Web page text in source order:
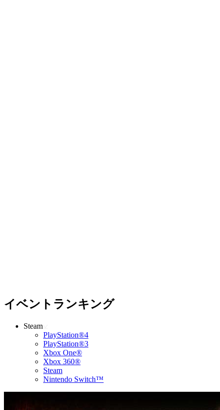
イベントランキング
Steam
PlayStation®4
PlayStation®3
Xbox One®
Xbox 360®
Steam
Nintendo Switch™